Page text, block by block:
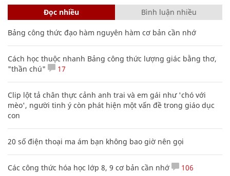
Đọc nhiều Bình luận nhiều
Bảng công thức đạo hàm nguyên hàm cơ bản cần nhớ
Cách học thuộc nhanh Bảng công thức lượng giác bằng thơ,
"thần chú"
17
Clip lột tả chân thực cảnh anh trai và em gái như 'chó với
mèo', người tinh ý còn phát hiện một vấn đề trong giáo dục
con
20 số điện thoại ma ám bạn không bao giờ nên gọi
Các công thức hóa học lớp 8, 9 cơ bản cần nhớ 106